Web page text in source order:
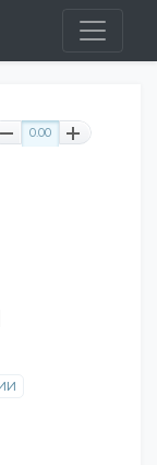
0.00